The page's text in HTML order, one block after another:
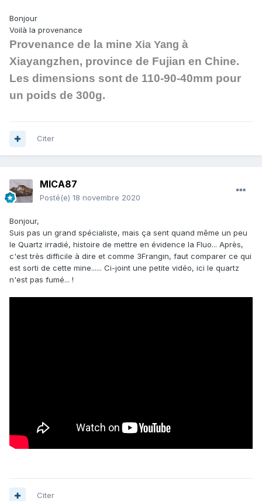
Bonjour
Voilà la provenance
Provenance de la mine Xia Yang à
Xiayangzhen, province de Fujian en Chine.
Les dimensions sont de 110-90-40mm pour
un poids de 300g.
Citer
MICA87
Posté(e) 18 novembre 2020
Bonjour,
Suis pas un grand spécialiste, mais ça sent quand même un peu
le Quartz irradié, histoire de mettre en évidence la Fluo... Après,
c'est très difficile à dire et comme 3Frangin, faut comparer ce qui
est sorti de cette mine...... Ci-joint une petite vidéo, ici le quartz
n'est pas fumé... !
Citer